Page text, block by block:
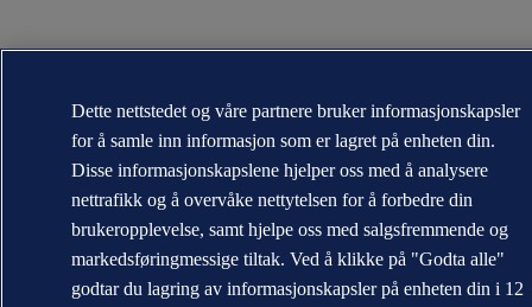
Dette nettstedet og våre partnere bruker informasjonskapsler
for å samle inn informasjon som er lagret på enheten din.
Disse informasjonskapslene hjelper oss med å analysere
nettrafikk og å overvåke nettytelsen for å forbedre din
brukeropplevelse, samt hjelpe oss med salgsfremmende og
markedsføringmessige tiltak. Ved å klikke på "Godta alle"
godtar du lagring av informasjonskapsler på enheten din i 12